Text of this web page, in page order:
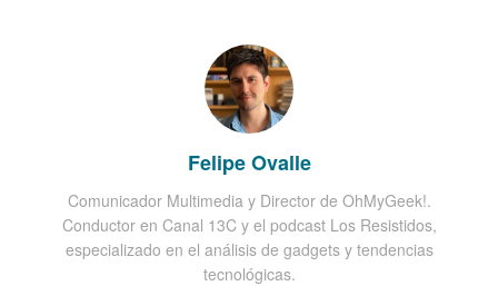
Felipe Ovalle
Comunicador Multimedia y Director de OhMyGeek!.
Conductor en Canal 13C y el podcast Los Resistidos,
especializado en el análisis de gadgets y tendencias
tecnológicas.